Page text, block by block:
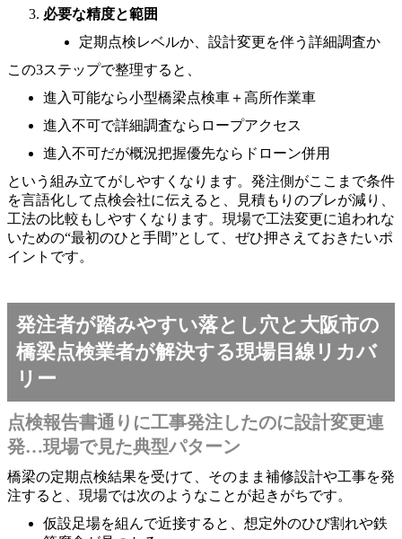
必要な精度と範囲
定期点検レベルか、設計変更を伴う詳細調査か
この3ステップで整理すると、
進入可能なら小型橋梁点検車＋高所作業車
進入不可で詳細調査ならロープアクセス
進入不可だが概況把握優先ならドローン併用
という組み立てがしやすくなります。発注側がここまで条件
を言語化して点検会社に伝えると、見積もりのブレが減り、
工法の比較もしやすくなります。現場で工法変更に追われな
いための“最初のひと手間”として、ぜひ押さえておきたいポ
イントです。
発注者が踏みやすい落とし穴と大阪市の
橋梁点検業者が解決する現場目線リカバ
リー
点検報告書通りに工事発注したのに設計変更連
発…現場で見た典型パターン
橋梁の定期点検結果を受けて、そのまま補修設計や工事を発
注すると、現場では次のようなことが起きがちです。
仮設足場を組んで近接すると、想定外のひび割れや鉄